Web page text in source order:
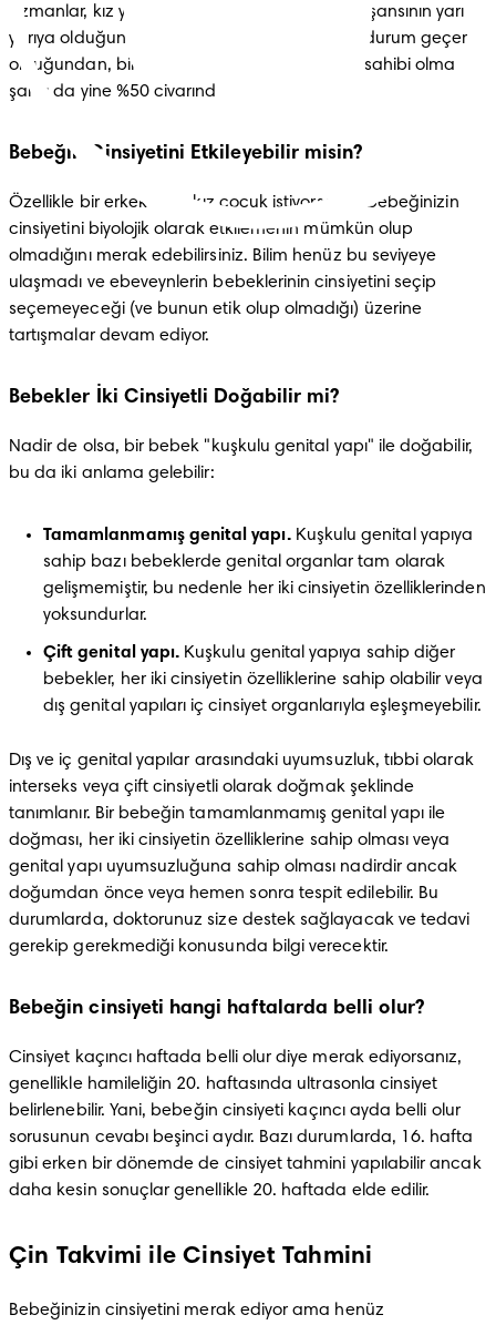
Uzmanlar, kız ya da erkek bebek sahibi olma şansının yarı
yarıya olduğunu söylüyor. Her çocuk için aynı durum geçerli
olduğundan, bir oğlandan sonra kız çocuğu sahibi olma
şansı da yine %50 civarındadır.
Bebeğin Cinsiyetini Etkileyebilir misin?
Özellikle bir erkek veya kız çocuk istiyorsanız, bebeğinizin
cinsiyetini biyolojik olarak etkilemenin mümkün olup
olmadığını merak edebilirsiniz. Bilim henüz bu seviyeye
ulaşmadı ve ebeveynlerin bebeklerinin cinsiyetini seçip
seçemeyeceği (ve bunun etik olup olmadığı) üzerine
tartışmalar devam ediyor.
Bebekler İki Cinsiyetli Doğabilir mi?
Nadir de olsa, bir bebek "kuşkulu genital yapı" ile doğabilir,
bu da iki anlama gelebilir:
Tamamlanmamış genital yapı. Kuşkulu genital yapıya
sahip bazı bebeklerde genital organlar tam olarak
gelişmemiştir, bu nedenle her iki cinsiyetin özelliklerinden
yoksundurlar.
Çift genital yapı. Kuşkulu genital yapıya sahip diğer
bebekler, her iki cinsiyetin özelliklerine sahip olabilir veya
dış genital yapıları iç cinsiyet organlarıyla eşleşmeyebilir.
Dış ve iç genital yapılar arasındaki uyumsuzluk, tıbbi olarak
interseks veya çift cinsiyetli olarak doğmak şeklinde
tanımlanır. Bir bebeğin tamamlanmamış genital yapı ile
doğması, her iki cinsiyetin özelliklerine sahip olması veya
genital yapı uyumsuzluğuna sahip olması nadirdir ancak
doğumdan önce veya hemen sonra tespit edilebilir. Bu
durumlarda, doktorunuz size destek sağlayacak ve tedavi
gerekip gerekmediği konusunda bilgi verecektir.
Bebeğin cinsiyeti hangi haftalarda belli olur?
Cinsiyet kaçıncı haftada belli olur diye merak ediyorsanız,
genellikle hamileliğin 20. haftasında ultrasonla cinsiyet
belirlenebilir. Yani, bebeğin cinsiyeti kaçıncı ayda belli olur
sorusunun cevabı beşinci aydır. Bazı durumlarda, 16. hafta
gibi erken bir dönemde de cinsiyet tahmini yapılabilir ancak
daha kesin sonuçlar genellikle 20. haftada elde edilir.
Çin Takvimi ile Cinsiyet Tahmini
Bebeğinizin cinsiyetini merak ediyor ama henüz